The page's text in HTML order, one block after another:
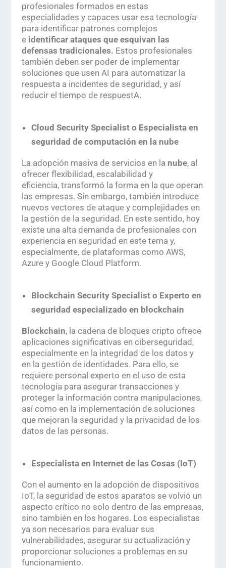
profesionales formados en estas
especialidades y capaces usar esa tecnología
para identificar patrones complejos
e identificar ataques que esquivan las
defensas tradicionales. Estos profesionales
también deben ser poder de implementar
soluciones que usen AI para automatizar la
respuesta a incidentes de seguridad, y así
reducir el tiempo de respuestA.
Cloud Security Specialist o Especialista en
seguridad de computación en la nube
La adopción masiva de servicios en la nube, al
ofrecer flexibilidad, escalabilidad y
eficiencia, transformó la forma en la que operan
las empresas. Sin embargo, también introduce
nuevos vectores de ataque y complejidades en
la gestión de la seguridad. En este sentido, hoy
existe una alta demanda de profesionales con
experiencia en seguridad en este tema y,
especialmente, de plataformas como AWS,
Azure y Google Cloud Platform.
Blockchain Security Specialist o Experto en
seguridad especializado en blockchain
Blockchain, la cadena de bloques cripto ofrece
aplicaciones significativas en ciberseguridad,
especialmente en la integridad de los datos y
en la gestión de identidades. Para ello, se
requiere personal experto en el uso de esta
tecnología para asegurar transacciones y
proteger la información contra manipulaciones,
así como en la implementación de soluciones
que mejoran la seguridad y la privacidad de los
datos de las personas.
Especialista en Internet de las Cosas (IoT)
Con el aumento en la adopción de dispositivos
IoT, la seguridad de estos aparatos se volvió un
aspecto crítico no solo dentro de las empresas,
sino también en los hogares. Los especialistas
ya son necesarios para evaluar sus
vulnerabilidades, asegurar su actualización y
proporcionar soluciones a problemas en su
funcionamiento.